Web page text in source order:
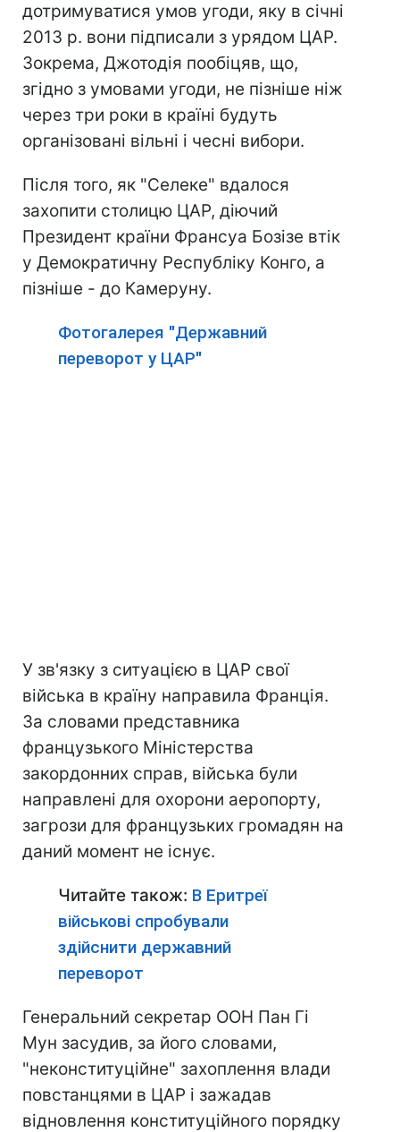
дотримуватися умов угоди, яку в січні
2013 р. вони підписали з урядом ЦАР.
Зокрема, Джотодія пообіцяв, що,
згідно з умовами угоди, не пізніше ніж
через три роки в країні будуть
організовані вільні і чесні вибори.
Після того, як "Селеке" вдалося
захопити столицю ЦАР, діючий
Президент країни Франсуа Бозізе втік
у Демократичну Республіку Конго, а
пізніше - до Камеруну.
Фотогалерея "Державний
переворот у ЦАР"
У зв'язку з ситуацією в ЦАР свої
війська в країну направила Франція.
За словами представника
французького Міністерства
закордонних справ, війська були
направлені для охорони аеропорту,
загрози для французьких громадян на
даний момент не існує.
Читайте також: В Еритреї
військові спробували
здійснити державний
переворот
Генеральний секретар ООН Пан Гі
Мун засудив, за його словами,
"неконституційне" захоплення влади
повстанцями в ЦАР і зажадав
відновлення конституційного порядку